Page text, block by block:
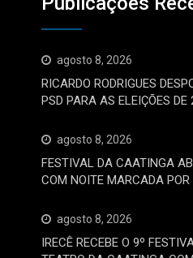
agosto 8, 2026
RICARDO RODRIGUES
PSD PARA AS ELEIÇÕES DE
agosto 8, 2026
FESTIVAL DA CAATINGA
COM NOITE MARCADA
agosto 8, 2026
IRECÊ RECEBE O 9º